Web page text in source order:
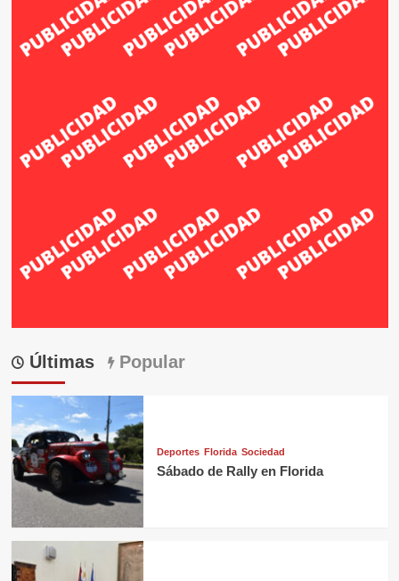
Últimas Popular
Deportes Florida Sociedad
Sábado de Rally en Florida